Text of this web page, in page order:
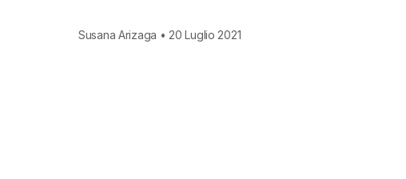
Susana Arizaga • 20 Luglio 2021